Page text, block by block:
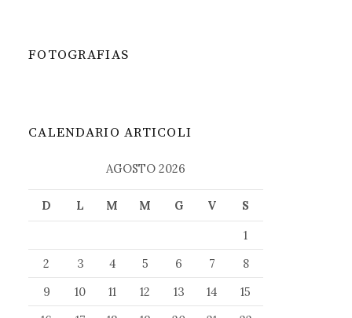
FOTOGRAFIAS
CALENDARIO ARTICOLI
AGOSTO 2026
D L M M G V
S
1
2
3 4 5 6 7
8
9
10 11 12 13 14
15